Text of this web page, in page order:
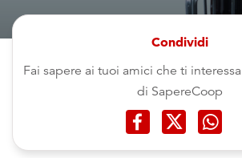
Condividi
Fai sapere ai tuoi amici che ti
di SapereCoop